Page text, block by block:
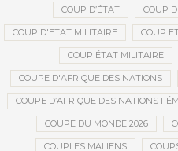
COUP D’ÉTAT COUP
COUP D'ETAT MILITAIRE COUP
COUP ÉTAT MILITAIRE
COUPE D'AFRIQUE DES NATIONS
COUPE D’AFRIQUE DES NATIONS
COUPE DU MONDE 2026
COUPLES MALIENS